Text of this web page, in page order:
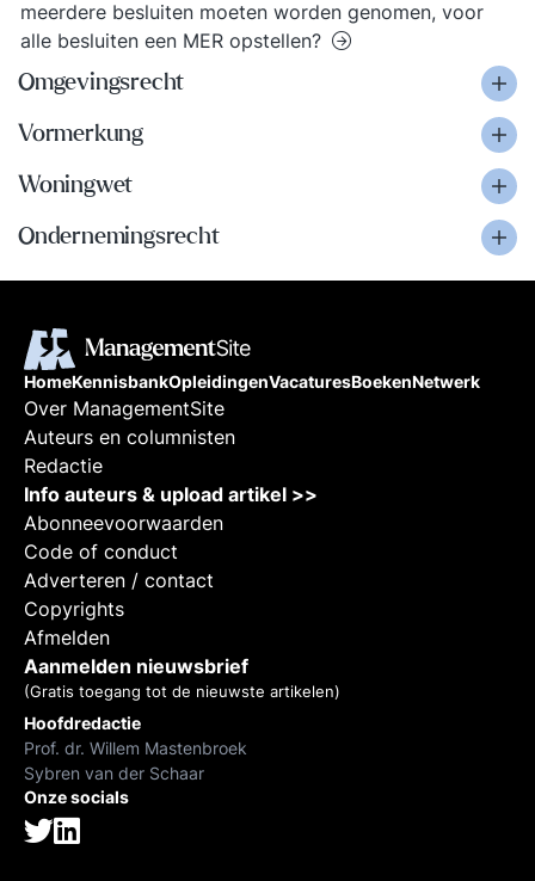
meerdere besluiten moeten worden genomen, voor
alle besluiten een MER opstellen?
Omgevingsrecht
Vormerkung
Woningwet
Ondernemingsrecht
HomeKennisbankOpleidingenVacaturesBoekenNetwerk
Over ManagementSite
Auteurs en columnisten
Redactie
Info auteurs & upload artikel >>
Abonneevoorwaarden
Code of conduct
Adverteren / contact
Copyrights
Afmelden
Aanmelden nieuwsbrief
(Gratis toegang tot de nieuwste artikelen)
Hoofdredactie
Prof. dr. Willem Mastenbroek
Sybren van der Schaar
Onze socials